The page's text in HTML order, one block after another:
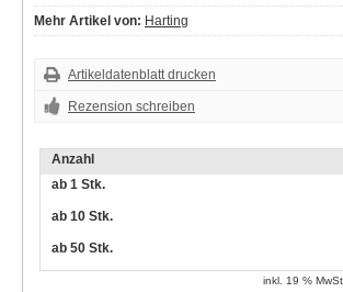
Mehr Artikel von: Harting
Artikeldatenblatt drucken
Rezension schreiben
Anzahl
ab 1 Stk.
ab 10 Stk.
ab 50 Stk.
inkl. 19 %